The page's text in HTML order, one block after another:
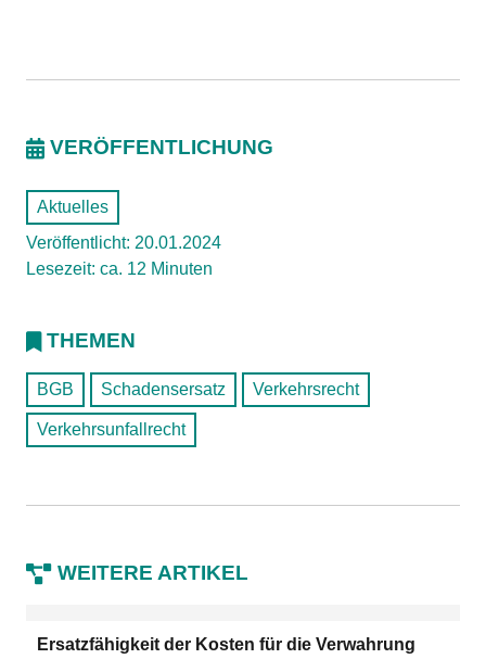
VERÖFFENTLICHUNG
Aktuelles
Veröffentlicht: 20.01.2024
Lesezeit: ca. 12 Minuten
THEMEN
BGB Schadensersatz Verkehrsrecht
Verkehrsunfallrecht
WEITERE ARTIKEL
Ersatzfähigkeit der Kosten für die Verwahrung